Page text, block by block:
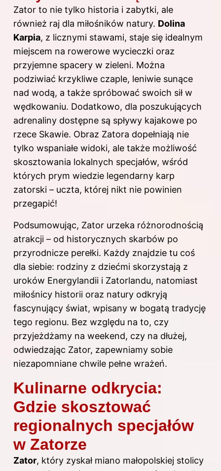
Zator to nie tylko historia i zabytki, ale
również raj dla miłośników natury. Dolina
Karpia, z licznymi stawami, staje się idealnym
miejscem na rowerowe wycieczki oraz
przyjemne spacery w zieleni. Można
podziwiać krzykliwe czaple, leniwie sunące
nad wodą, a także spróbować swoich sił w
wędkowaniu. Dodatkowo, dla poszukujących
adrenaliny dostępne są spływy kajakowe po
rzece Skawie. Obraz Zatora dopełniają nie
tylko wspaniałe widoki, ale także możliwość
skosztowania lokalnych specjałów, wśród
których prym wiedzie legendarny karp
zatorski – uczta, której nikt nie powinien
przegapić!
Podsumowując, Zator urzeka różnorodnością
atrakcji – od historycznych skarbów po
przyrodnicze perełki. Każdy znajdzie tu coś
dla siebie: rodziny z dziećmi skorzystają z
uroków Energylandii i Zatorlandu, natomiast
miłośnicy historii oraz natury odkryją
fascynujący świat, wpisany w bogatą tradycję
tego regionu. Bez względu na to, czy
przyjeżdżamy na weekend, czy na dłużej,
odwiedzając Zator, zapewniamy sobie
niezapomniane chwile pełne wrażeń.
Kulinarne odkrycia:
Gdzie skosztować
regionalnych specjałów
w Zatorze
Zator, który zyskał miano małopolskiej stolicy